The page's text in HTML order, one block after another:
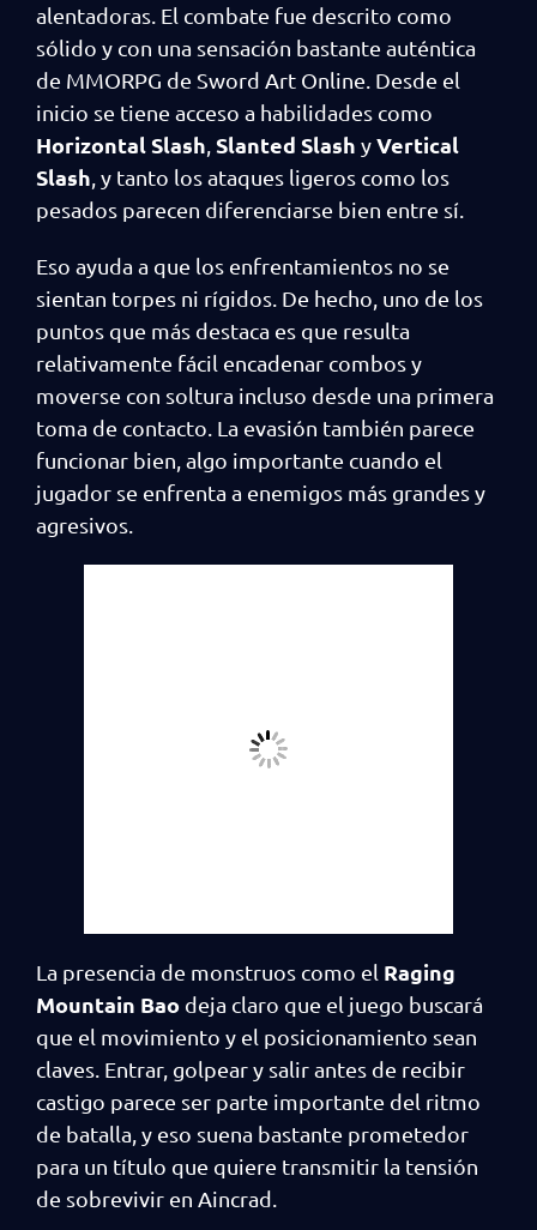
alentadoras. El combate fue descrito como
sólido y con una sensación bastante auténtica
de MMORPG de Sword Art Online. Desde el
inicio se tiene acceso a habilidades como
Horizontal Slash Slanted Slash yVertical
Slash , y tanto los ataques ligeros como los
pesados parecen diferenciarse bien entre sí.
Eso ayuda a que los enfrentamientos no se
sientan torpes ni rígidos. De hecho, uno de los
puntos que más destaca es que resulta
relativamente fácil encadenar combos y
moverse con soltura incluso desde una primera
toma de contacto. La evasión también parece
funcionar bien, algo importante cuando el
jugador se enfrenta a enemigos más grandes y
agresivos.
La presencia de monstruos como el Raging
Mountain Bao deja claro que el juego buscará
que el movimiento y el posicionamiento sean
claves. Entrar, golpear y salir antes de recibir
castigo parece ser parte importante del ritmo
de batalla, y eso suena bastante prometedor
para un título que quiere transmitir la tensión
de sobrevivir en Aincrad.